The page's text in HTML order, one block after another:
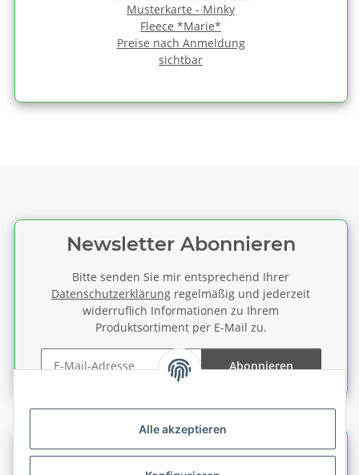
Alle akzeptieren
Musterkarte - Minky
Fleece *Marie*
Preise nach Anmeldung
sichtbar
Newsletter Abonnieren
Bitte senden Sie mir entsprechend Ihrer
Datenschutzerklärung regelmäßig und jederzeit
widerruflich Informationen zu Ihrem
Produktsortiment per E-Mail zu.
Abonnieren
Informationen